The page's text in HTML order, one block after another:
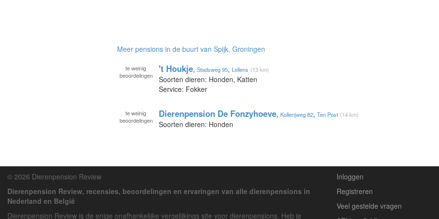
Meer pensions in de buurt van Spijk, Groningen
te weinig
beoordelingen
't Houkje, Stadsweg 95, Lellens (13 km)
Soorten dieren: Honden, Katten
Service: Fokker
te weinig
beoordelingen
Dierenpension De Fonzyhoeve, Kollerijweg 82, Ten Post (14 km)
Soorten dieren: Honden
© 2026 Dierenpension Review
Dierenpension Review, recensies, beoordelingen en ervaringen van alle dierenpensions in
Nederland en België
Dierenpension Review is de enige onafhankelijke vergelijkings site voor dierenpensions. Heb je
Inloggen
Registreren
Veel gestelde vragen